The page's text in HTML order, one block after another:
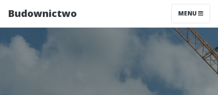
Budownictwo MENU